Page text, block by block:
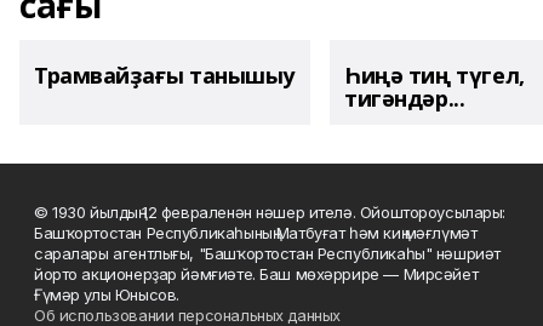
Трамвайҙағы танышыу Һиңә тиң түгел,
тигәндәр...
© 1930 йылдың 12 февраленән нәшер ителә. Ойоштороусылары:
Башҡортостан Республикаһының Матбуғат һәм киң мәғлүмәт
саралары агентлығы, "Башҡортостан Республикаһы" нәшриәт
йорто акционерҙар йәмғиәте. Баш мөхәррире — Мирсәйет
Ғүмәр улы Юнысов.
Об использовании персональных данных